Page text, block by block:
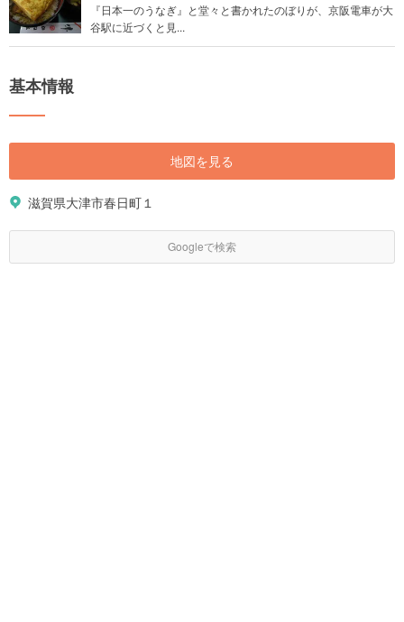
『日本一のうなぎ』と堂々と書かれたのぼりが、京阪電車が大
谷駅に近づくと見...
基本情報
地図を見る
滋賀県大津市春日町１
Googleで検索